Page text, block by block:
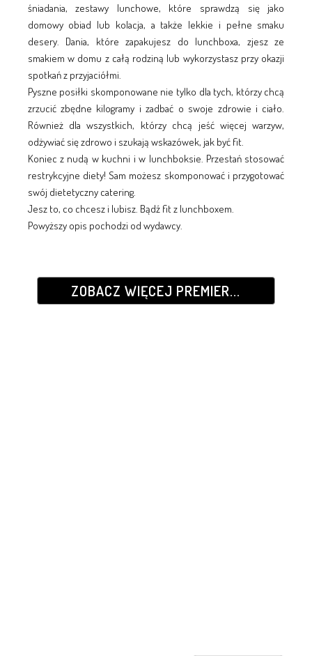
śniadania, zestawy lunchowe, które sprawdzą się jako
domowy obiad lub kolacja, a także lekkie i pełne smaku
desery. Dania, które zapakujesz do lunchboxa, zjesz ze
smakiem w domu z całą rodziną lub wykorzystasz przy okazji
spotkań z przyjaciółmi.
Pyszne posiłki skomponowane nie tylko dla tych, którzy chcą
zrzucić zbędne kilogramy i zadbać o swoje zdrowie i ciało.
Również dla wszystkich, którzy chcą jeść więcej warzyw,
odżywiać się zdrowo i szukają wskazówek, jak być fit.
Koniec z nudą w kuchni i w lunchboksie. Przestań stosować
restrykcyjne diety! Sam możesz skomponować i przygotować
swój dietetyczny catering.
Jesz to, co chcesz i lubisz. Bądź fit z lunchboxem.
Powyższy opis pochodzi od wydawcy.
ZOBACZ WIĘCEJ PREMIER...